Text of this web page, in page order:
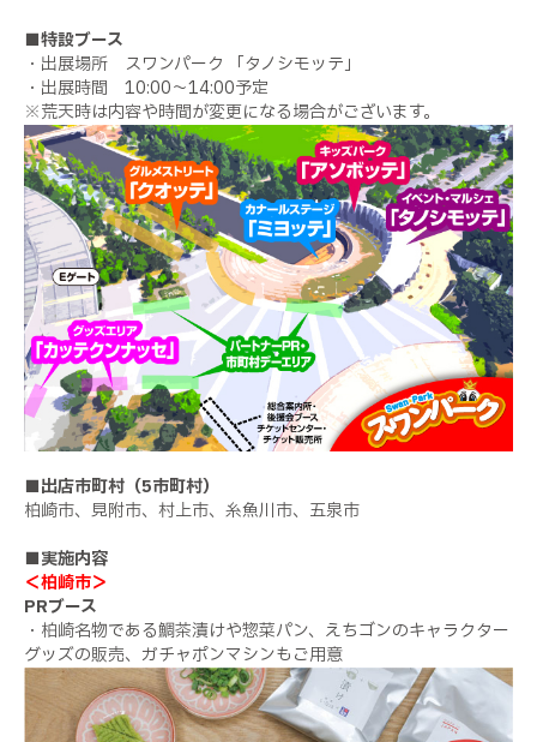
■特設ブース
・出展場所 スワンパーク 「タノシモッテ」
・出展時間 10:00～14:00予定
※荒天時は内容や時間が変更になる場合がございます。
■出店市町村（5市町村）
柏崎市、見附市、村上市、糸魚川市、五泉市
■実施内容
＜柏崎市＞
PRブース
・柏崎名物である鯛茶漬けや惣菜パン、えちゴンのキャラクター
グッズの販売、ガチャポンマシンもご用意